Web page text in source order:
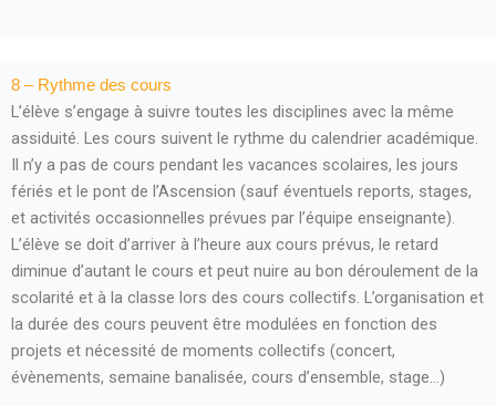
8 – Rythme des cours
L’élève s’engage à suivre toutes les disciplines avec la même
assiduité. Les cours suivent le rythme du calendrier académique.
Il n’y a pas de cours pendant les vacances scolaires, les jours
fériés et le pont de l’Ascension (sauf éventuels reports, stages,
et activités occasionnelles prévues par l’équipe enseignante).
L’élève se doit d’arriver à l’heure aux cours prévus, le retard
diminue d’autant le cours et peut nuire au bon déroulement de la
scolarité et à la classe lors des cours collectifs. L’organisation et
la durée des cours peuvent être modulées en fonction des
projets et nécessité de moments collectifs (concert,
évènements, semaine banalisée, cours d’ensemble, stage…)